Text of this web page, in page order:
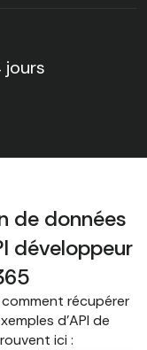
jours
de données
développeur
récupérer
d'API de
ici :